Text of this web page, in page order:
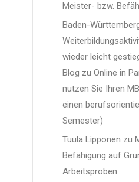
Meister- bzw.
Baden-
wieder leicht
Blog zu Online in
nutzen Sie Ihren
einen
Semester)
Tuula Lipponen zu
Befähigung auf
Arbeitsproben